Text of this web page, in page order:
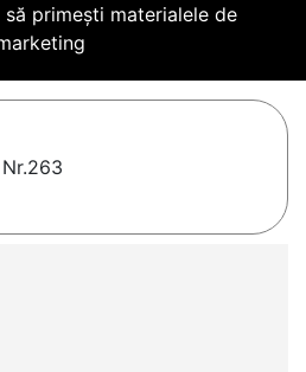
să primești materialele de